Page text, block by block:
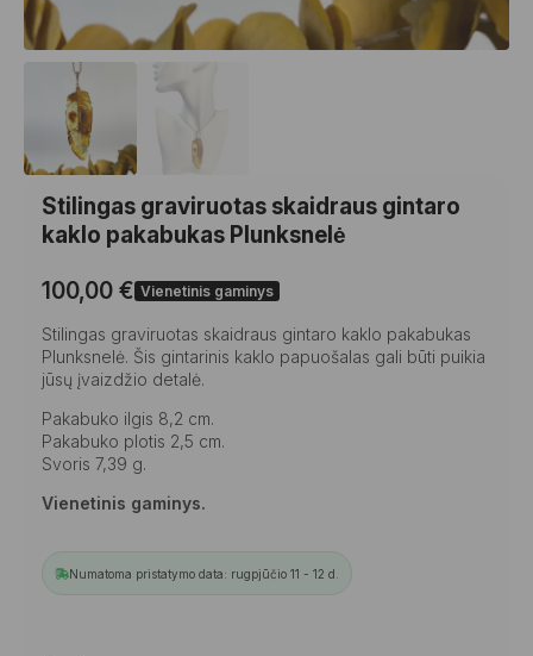
Stilingas graviruotas skaidraus gintaro
kaklo pakabukas Plunksnelė
100,00 € Vienetinis gaminys
Stilingas graviruotas skaidraus gintaro kaklo pakabukas
Plunksnelė. Šis gintarinis kaklo papuošalas gali būti puikia
jūsų įvaizdžio detalė.
Pakabuko ilgis 8,2 cm.
Pakabuko plotis 2,5 cm.
Svoris 7,39 g.
Vienetinis gaminys.
Numatoma pristatymo data: rugpjūčio 11 - 12 d.